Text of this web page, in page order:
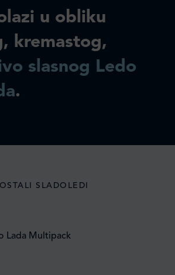
u obliku
kremastog,
slasnog Ledo
.
OSTALI SLADOLEDI
Lada Multipack